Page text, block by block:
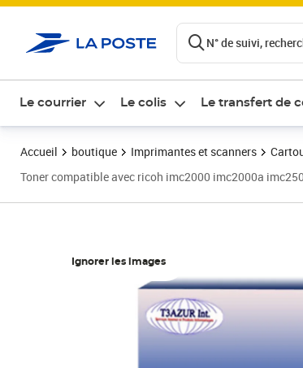
N° de suivi,
Le courrier Le colis Le transfert de
Accueil boutique Imprimantes et scanners
Toner compatible avec ricoh imc2000 imc2000a
Ignorer les images